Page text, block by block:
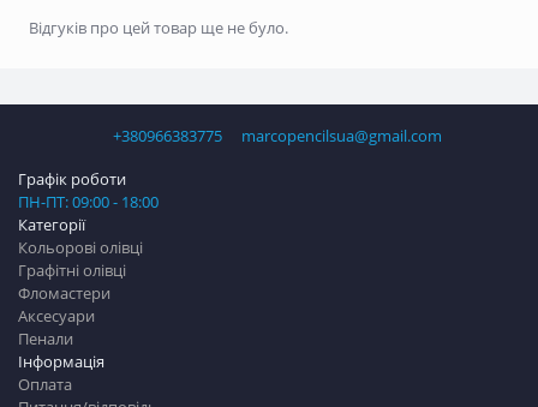
Відгуків про цей товар ще не було.
+380966383775 marcopencilsua@gmail.com
Категорії
Кольорові олівці
Графітні олівці
Фломастери
Аксесуари
Пенали
Інформація
Оплата
Графік роботи
ПН-ПТ: 09:00 - 18:00